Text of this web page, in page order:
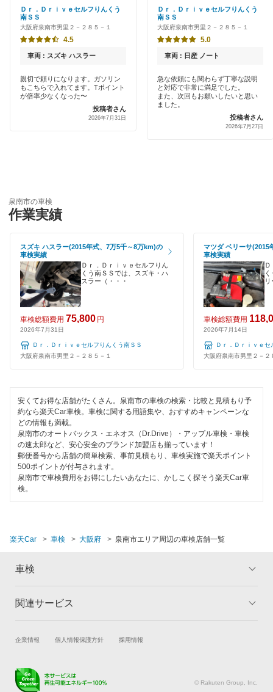
大阪狭山市
貝塚市
柏原市
交野市
吹田市
泉南郡
泉北郡
高槻市
豊能郡
富田林市
寝屋川市
羽曳野市
東大阪市
枚方市
藤井寺市
三島郡
箕面市
新車初回割りあり
早割りあり
土日祝OK
ハイブリッド車OK
EV車OK
120分以内の車検
1日車検
夜間受付
整備保証
1級整備士在籍
閉じる
オートバックス
伊藤忠エネクス
宇佐美車検
コスモの車検
エネフリ車検
閉じる
Ｄｒ．Ｄｒｉｖｅセルフりんくう
南ＳＳ
大阪府泉南市男里２－２８５－１
4.5
車両 : スズキ ハスラー
親切で頼りになります。ガソリン
もこちらで入れてます。Tポイント
が倍率少なくなった〜
投稿者さん
2026年7月31日
Ｄｒ．Ｄｒｉｖｅセルフりんくう
南ＳＳ
大阪府泉南市男里２－２８５－１
5.0
車両 : 日産 ノート
急な依頼にも関わらず丁寧な説明
と対応で非常に満足でした。
また、次回もお願いしたいと思い
ました。
投稿者さん
2026年7月27日
泉南市の車検
作業実績
スズキ ハスラー(2015年式、7万5千～8万km)の
車検実績
Ｄｒ．Ｄｒｉｖｅセルフりん
くう南ＳＳでは、スズキ・ハ
スラー（・・・
車検総額費用 75,800 円
2026年7月31日
Ｄｒ．Ｄｒｉｖｅセルフりんくう南ＳＳ
大阪府泉南市男里２－２８５－１
マツダ ベリーサ(2015
車検実績
Ｄ
く
リ
車検総額費用
2026年7月14日
Ｄｒ．Ｄｒｉｖｅ
大阪府泉南市男里２－２
安くてお得な店舗がたくさん。泉南市の車検の検索・比較と見積もり予
約なら楽天Car車検。車検に関する用語集や、おすすめキャンペーンな
どの情報も満載。
泉南市のオートバックス・エネオス（Dr.Drive）・アップル車検・車検
の速太郎など、安心安全のブランド加盟店も揃っています！
郵便番号から店舗の簡単検索、事前見積もり、車検実施で楽天ポイント
500ポイントが付与されます。
泉南市で車検費用をお得にしたいあなたに、かしこく探そう楽天Car車
検。
楽天Car 車検 大阪府 泉南市エリア周辺の車検店舗一覧
車検
トップ
車検の基礎知識 キャンペーン一覧
関連サービス
試乗・商談 新車購入
キズ修理予約
企業情報 個人情報保護方針 採用情報
© Rakuten Group, Inc.